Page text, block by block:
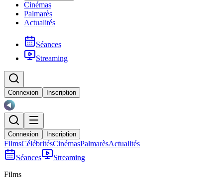
Cinémas
Palmarès
Actualités
Séances
Streaming
Connexion Inscription
Connexion Inscription
FilmsCélébritésCinémasPalmarèsActualités
Séances
Streaming
Films